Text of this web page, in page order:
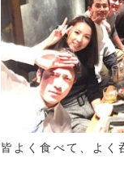
皆よく食べて、よく